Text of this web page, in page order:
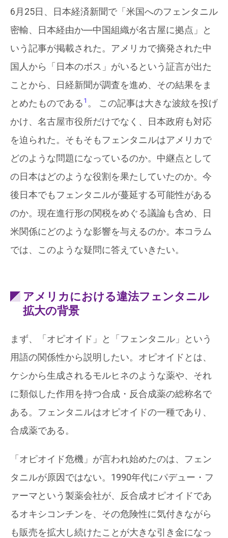
6月25日、日本経済新聞で「米国へのフェンタニル
密輸、日本経由か―中国組織が名古屋に拠点」と
いう記事が掲載された。アメリカで摘発された中
国人から「日本のボス」がいるという証言が出た
ことから、日経新聞が調査を進め、その結果をま
とめたものである1 。 この記事は大きな波紋を投げ
かけ、名古屋市役所だけでなく、日本政府も対応
を迫られた。そもそもフェンタニルはアメリカで
どのような問題になっているのか。中継点として
の日本はどのような役割を果たしていたのか。今
後日本でもフェンタニルが蔓延する可能性がある
のか。現在進行形の関税をめぐる議論も含め、日
米関係にどのような影響を与えるのか。本コラム
では、このような疑問に答えていきたい。
アメリカにおける違法フェンタニル
拡大の背景
まず、「オピオイド」と「フェンタニル」という
用語の関係性から説明したい。オピオイドとは、
ケシから生成されるモルヒネのような薬や、それ
に類似した作用を持つ合成・反合成薬の総称名で
ある。フェンタニルはオピオイドの一種であり、
合成薬である。
「オピオイド危機」が言われ始めたのは、フェン
タニルが原因ではない。1990年代にパデュー・フ
ァーマという製薬会社が、反合成オピオイドであ
るオキシコンチンを、その危険性に気付きながら
も販売を拡大し続けたことが大きな引き金になっ